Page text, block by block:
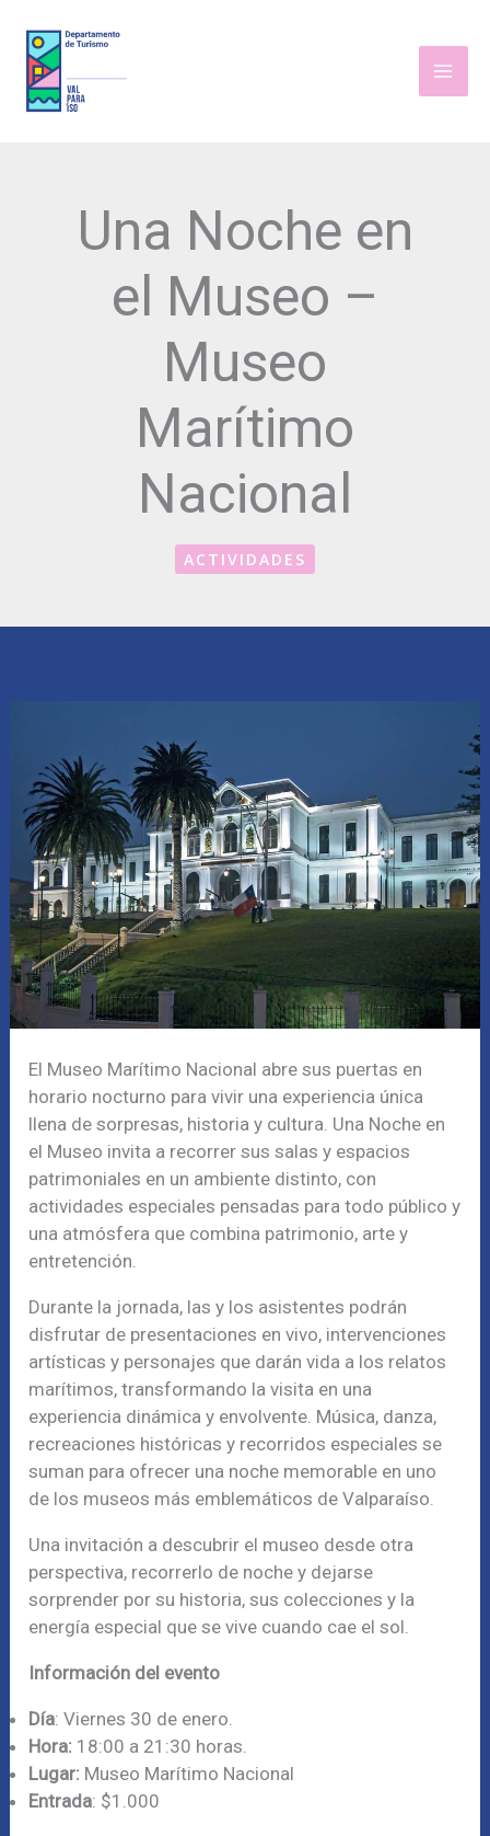
contenido
Una Noche en
el Museo –
Museo
Marítimo
Nacional
ACTIVIDADES
El Museo Marítimo Nacional abre sus puertas en
horario nocturno para vivir una experiencia única
llena de sorpresas, historia y cultura. Una Noche en
el Museo invita a recorrer sus salas y espacios
patrimoniales en un ambiente distinto, con
actividades especiales pensadas para todo público y
una atmósfera que combina patrimonio, arte y
entretención.
Durante la jornada, las y los asistentes podrán
disfrutar de presentaciones en vivo, intervenciones
artísticas y personajes que darán vida a los relatos
marítimos, transformando la visita en una
experiencia dinámica y envolvente. Música, danza,
recreaciones históricas y recorridos especiales se
suman para ofrecer una noche memorable en uno
de los museos más emblemáticos de Valparaíso.
Una invitación a descubrir el museo desde otra
perspectiva, recorrerlo de noche y dejarse
sorprender por su historia, sus colecciones y la
energía especial que se vive cuando cae el sol.
Información del evento
Día: Viernes 30 de enero.
Hora: 18:00 a 21:30 horas.
Lugar: Museo Marítimo Nacional
Entrada: $1.000